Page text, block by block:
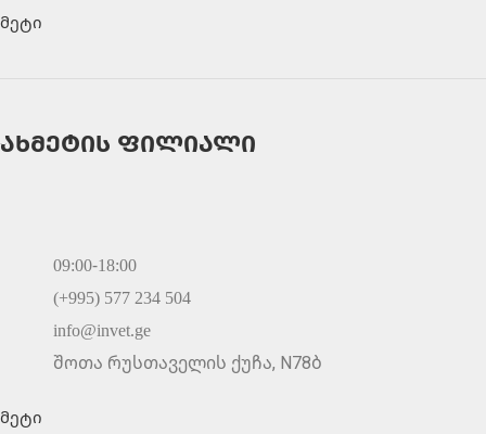
მეტი
ახმეტის ფილიალი
09:00-18:00
(+995) 577 234 504
info@invet.ge
შოთა რუსთაველის ქუჩა, N78ბ
მეტი